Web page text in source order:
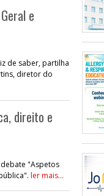
e
de saber, partilha
diretor do
direito e
"Aspetos
ler mais...